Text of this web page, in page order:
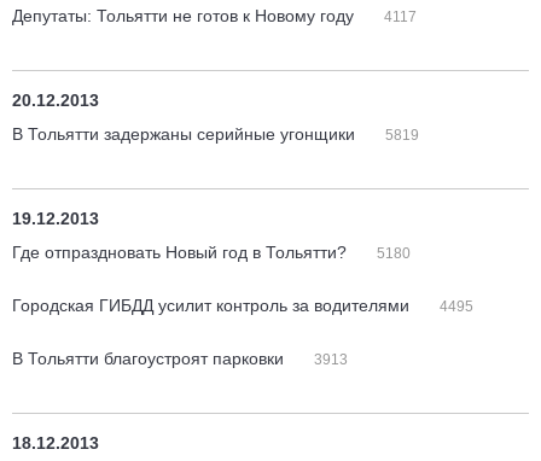
Депутаты: Тольятти не готов к Новому году
4117
20.12.2013
В Тольятти задержаны серийные угонщики
5819
19.12.2013
Где отпраздновать Новый год в Тольятти?
5180
Городская ГИБДД усилит контроль за водителями 4495
В Тольятти благоустроят парковки 3913
18.12.2013